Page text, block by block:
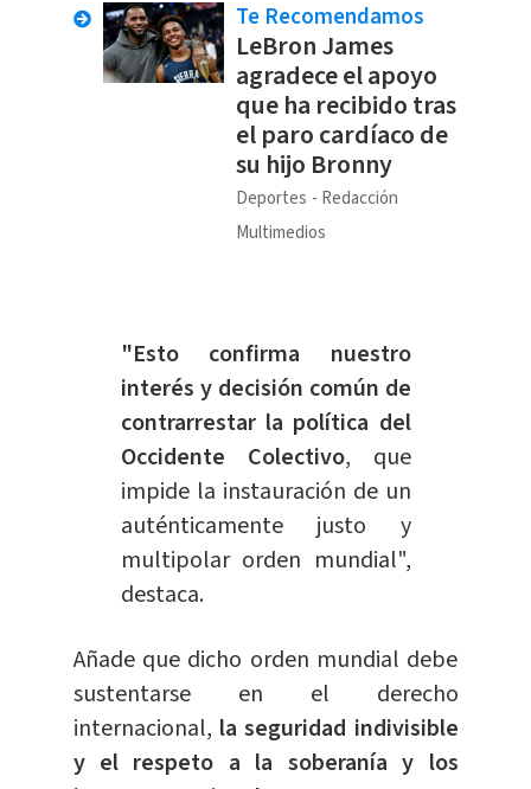
Te Recomendamos
LeBron James
agradece el apoyo
que ha recibido tras
el paro cardíaco de
su hijo Bronny
Deportes
Redacción
Multimedios
"Esto confirma nuestro
interés y decisión común de
contrarrestar la política del
Occidente Colectivo, que
impide la instauración de un
auténticamente justo y
multipolar orden mundial",
destaca.
Añade que dicho orden mundial debe
sustentarse en el derecho
internacional, la seguridad indivisible
y el respeto a la soberanía y los